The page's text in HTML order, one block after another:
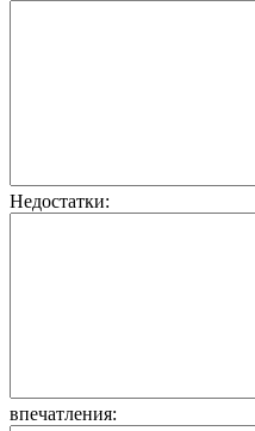
Недостатки:
впечатления: